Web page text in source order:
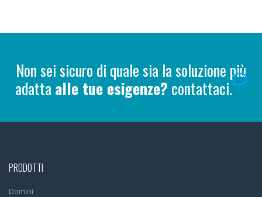
Non sei sicuro di quale sia la soluzione più
adatta alle tue esigenze? contattaci.
PRODOTTI
Domini